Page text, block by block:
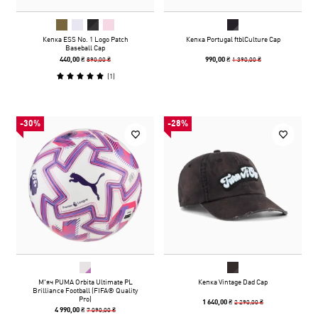
Кепка ESS No. 1 Logo Patch
Baseball Cap
440,00 ₴890,00 ₴
(1)
Кепка Portugal ftblCulture Cap
990,00 ₴ 1 390,00 ₴
-30%
М'яч PUMA Orbita Ultimate PL
Brilliance Football (FIFA® Quality
Pro)
4 990,00 ₴7 090,00 ₴
-28%
Кепка Vintage Dad Cap
1 640,00 ₴2 290,00 ₴